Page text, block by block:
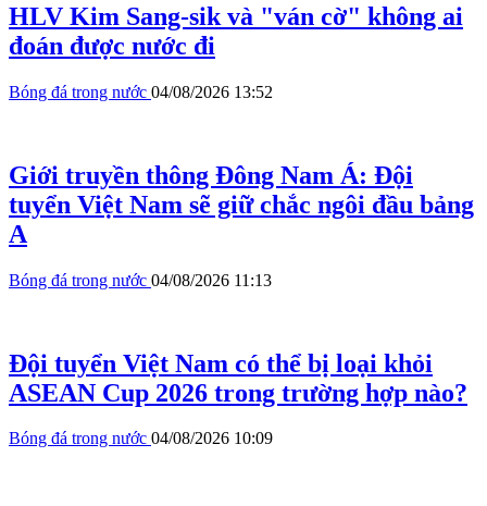
HLV Kim Sang-sik và "ván cờ" không ai
đoán được nước đi
Bóng đá trong nước 04/08/2026 13:52
Giới truyền thông Đông Nam Á: Đội
tuyển Việt Nam sẽ giữ chắc ngôi đầu bảng
A
Bóng đá trong nước 04/08/2026 11:13
Đội tuyển Việt Nam có thể bị loại khỏi
ASEAN Cup 2026 trong trường hợp nào?
Bóng đá trong nước 04/08/2026 10:09